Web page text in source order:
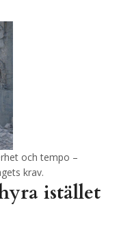
och tempo –
krav.
istället